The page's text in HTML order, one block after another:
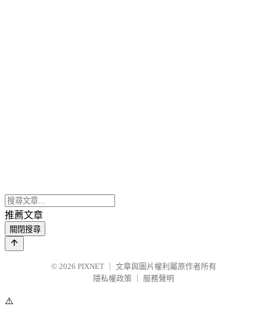
推薦文章
關閉搜尋
© 2026 PIXNET
文章與圖片權利屬原作者所有
隱私權政策
服務聲明
⚠️